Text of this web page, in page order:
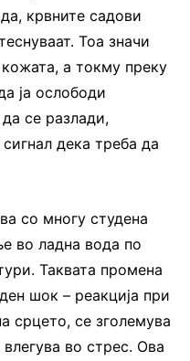
крвните садови
Тоа значи
а токму преку
ја ослободи
се разлади,
дека треба да
со многу студена
во ладна вода по
Таквата промена
шок – реакција при
срцето, се зголемува
во стрес. Ова